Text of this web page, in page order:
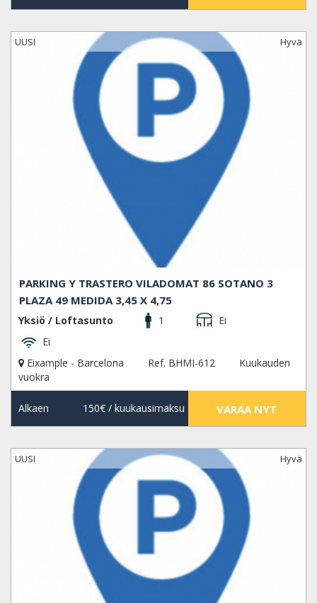
UUSI Hyvä
PARKING Y TRASTERO VILADOMAT 86 SOTANO 3
PLAZA 49 MEDIDA 3,45 X 4,75
Yksiö / Loftasunto 1
Ei
Ei
Eixample - Barcelona
Ref. BHMI-612
Kuukauden
vuokra
Alkaen 150€/ kuukausimaksu VARAA NYT
UUSI Hyvä